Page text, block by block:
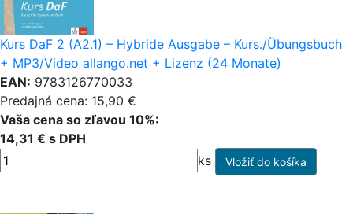
Kurs DaF 2 (A2.1) – Hybride Ausgabe – Kurs./Übungsbuch
+ MP3/Video allango.net + Lizenz (24 Monate)
EAN: 9783126770033
Predajná cena: 15,90 €
Vaša cena so zľavou 10%:
14,31 € s DPH
ks